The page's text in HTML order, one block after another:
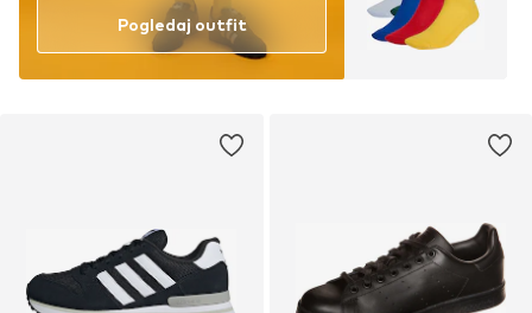
Pogledaj outfit